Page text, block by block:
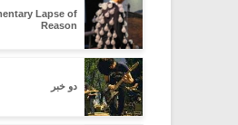
Lapse of
Reason
دو خبر